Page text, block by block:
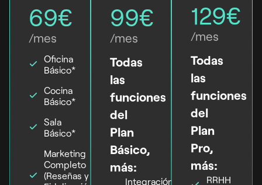
69€
/mes
Oficina
Básico*
Cocina
Básico*
Sala
Básico*
Marketing
Completo
(Reseñas y
99€
/mes
Todas
las
funciones
del
Plan
Básico,
más:
Integración
129€
/mes
Todas
las
funciones
del
Plan
Pro,
más:
RRHH